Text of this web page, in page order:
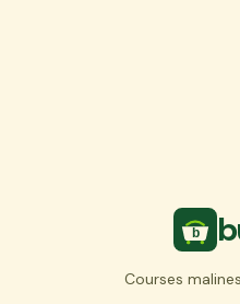
Courses